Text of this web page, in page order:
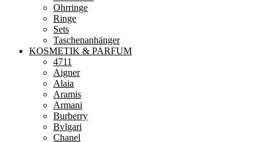
Ohrringe
Ringe
Sets
Taschenanhänger
KOSMETIK & PARFUM
4711
Aigner
Alaia
Aramis
Armani
Burberry
Bvlgari
Chanel